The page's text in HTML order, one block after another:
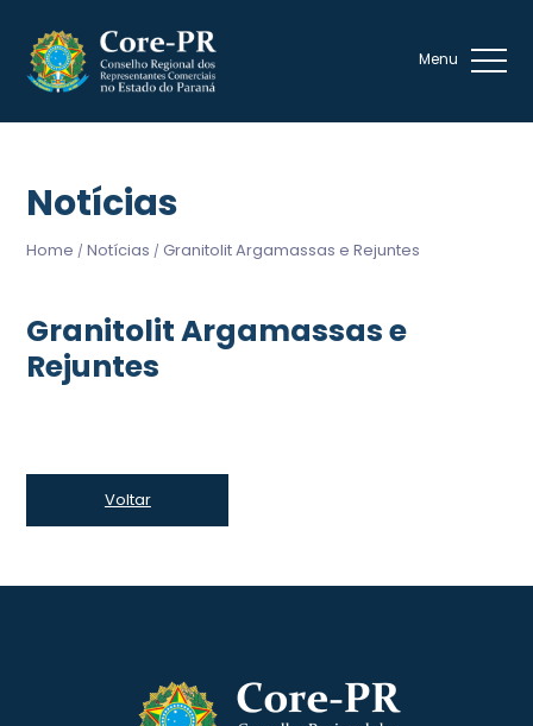
Notícias
Home / Notícias / Granitolit Argamassas e Rejuntes
Granitolit Argamassas e
Rejuntes
Voltar